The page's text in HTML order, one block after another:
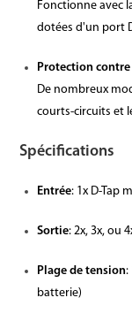
Fonctionne avec
dotées d'un port
Protection contre
De nombreux
courts-circuits et
Spécifications
Entrée: 1x D-Tap
Sortie: 2x, 3x, ou
Plage de tension:
batterie)